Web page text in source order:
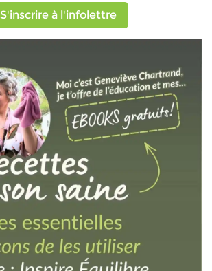
S'inscrire à l'infolettre